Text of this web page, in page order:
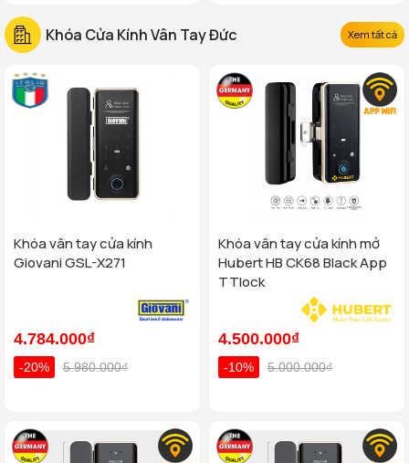
Khóa Cửa Kính Vân Tay Đức Xem tất cả
Khóa vân tay cửa kính
Giovani GSL-X271
4.784.000₫
-20% 5.980.000₫
Khóa vân tay cửa kính mở
Hubert HB CK68 Black App
TTlock
4.500.000₫
-10% 5.000.000₫